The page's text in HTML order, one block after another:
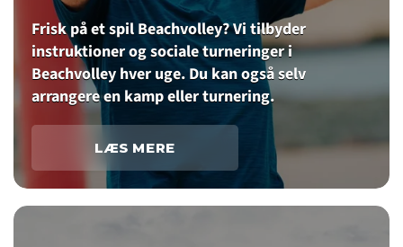
Frisk på et spil Beachvolley? Vi tilbyder
instruktioner og sociale turneringer i
Beachvolley hver uge. Du kan også selv
arrangere en kamp eller turnering.
LÆS MERE